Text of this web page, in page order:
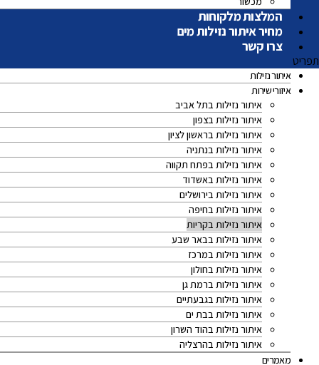
המלצות מלקוחות
מחיר איתור נזילות מים
צרו קשר
תפריט
איתור נזילות
איזורי שירות
איתור נזילות בתל אביב
איתור נזילות בצפון
איתור נזילות בראשון לציון
איתור נזילות בנתניה
איתור נזילות בפתח תקווה
איתור נזילות באשדוד
איתור נזילות בירושלים
איתור נזילות בחיפה
איתור נזילות בקריות
איתור נזילות בבאר שבע
איתור נזילות במרכז
איתור נזילות בחולון
איתור נזילות ברמת גן
איתור נזילות בגבעתיים
איתור נזילות בבת ים
איתור נזילות בהוד השרון
איתור נזילות בהרצליה
מאמרים